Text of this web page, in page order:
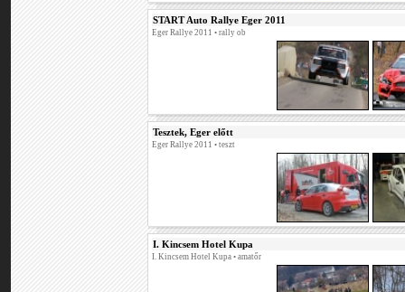
START Auto Rallye Eger 2011
Eger Rallye 2011 • rally ob
Tesztek, Eger előtt
Eger Rallye 2011 • teszt
I. Kincsem Hotel Kupa
I. Kincsem Hotel Kupa • amatőr